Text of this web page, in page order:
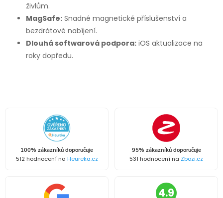
živlům.
MagSafe: Snadné magnetické příslušenství a
bezdrátové nabíjení.
Dlouhá softwarová podpora: iOS aktualizace na
roky dopředu.
100% zákazníků doporučuje
512 hodnocení na Heureka.cz
95% zákazníků doporučuje
531 hodnocení na Zbozi.cz
4.9